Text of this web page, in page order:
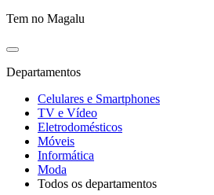
Tem no Magalu
Departamentos
Celulares e Smartphones
TV e Vídeo
Eletrodomésticos
Móveis
Informática
Moda
Todos os departamentos